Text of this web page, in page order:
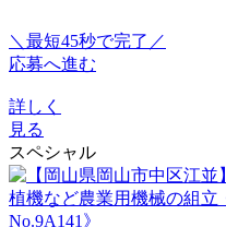
＼最短45秒で完了／
応募へ進む
詳しく
見る
スペシャル